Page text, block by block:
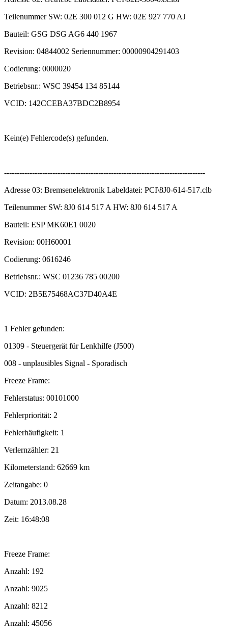
Teilenummer SW: 02E 300 012 G HW: 02E 927 770 AJ
Bauteil: GSG DSG AG6 440 1967
Revision: 04844002 Seriennummer: 00000904291403
Codierung: 0000020
Betriebsnr.: WSC 39454 134 85144
VCID: 142CCEBA37BDC2B8954
Kein(e) Fehlercode(s) gefunden.
-------------------------------------------------------------------------------
Adresse 03: Bremsenelektronik Labeldatei: PCI\8J0-614-517.clb
Teilenummer SW: 8J0 614 517 A HW: 8J0 614 517 A
Bauteil: ESP MK60E1 0020
Revision: 00H60001
Codierung: 0616246
Betriebsnr.: WSC 01236 785 00200
VCID: 2B5E75468AC37D40A4E
1 Fehler gefunden:
01309 - Steuergerät für Lenkhilfe (J500)
008 - unplausibles Signal - Sporadisch
Freeze Frame:
Fehlerstatus: 00101000
Fehlerpriorität: 2
Fehlerhäufigkeit: 1
Verlernzähler: 21
Kilometerstand: 62669 km
Zeitangabe: 0
Datum: 2013.08.28
Zeit: 16:48:08
Freeze Frame:
Anzahl: 192
Anzahl: 9025
Anzahl: 8212
Anzahl: 45056